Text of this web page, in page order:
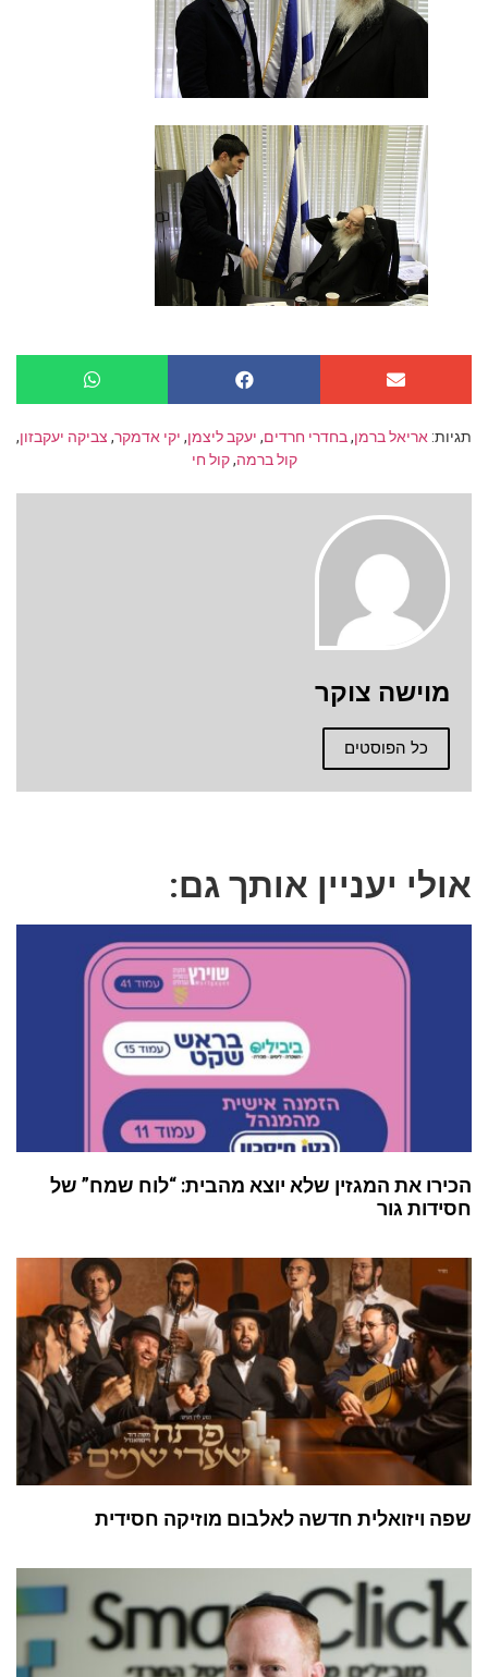
תגיות: אריאל ברמן,בחדרי חרדים, יעקב ליצמן, יקי אדמקר, צביקה יעקבזון,
קול ברמה,קול חי
מוישה צוקר
כל הפוסטים
אולי יעניין אותך גם:
הכירו את המגזין שלא יוצא מהבית: “לוח שמח” של
חסידות גור
שפה ויזואלית חדשה לאלבום מוזיקה חסידית